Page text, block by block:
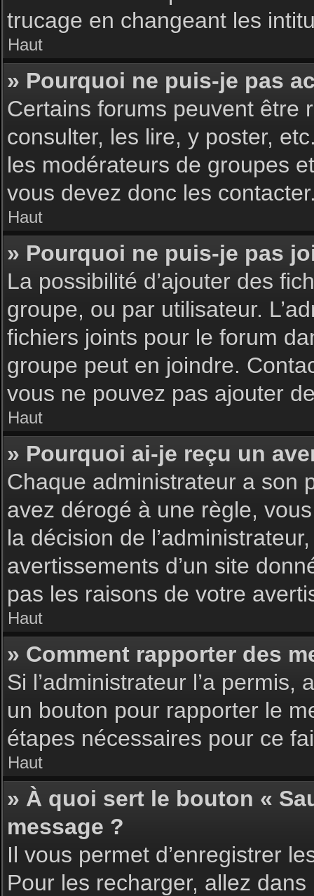
trucage en changeant les
Haut
» Pourquoi ne puis-je pas
Certains forums peuvent être
consulter, les lire, y poster,
les modérateurs de groupes
vous devez donc les
Haut
» Pourquoi ne puis-je pas
La possibilité d’ajouter des
groupe, ou par utilisateur.
fichiers joints pour le forum
groupe peut en joindre.
vous ne pouvez pas ajouter
Haut
» Pourquoi ai-je reçu un
Chaque administrateur a son
avez dérogé à une règle,
la décision de
avertissements d’un site
pas les raisons de votre
Haut
» Comment rapporter des
Si l’administrateur l’a
un bouton pour rapporter le
étapes nécessaires pour ce
Haut
» À quoi sert le bouton «
message ?
Il vous permet d’enregistrer
Pour les recharger, allez